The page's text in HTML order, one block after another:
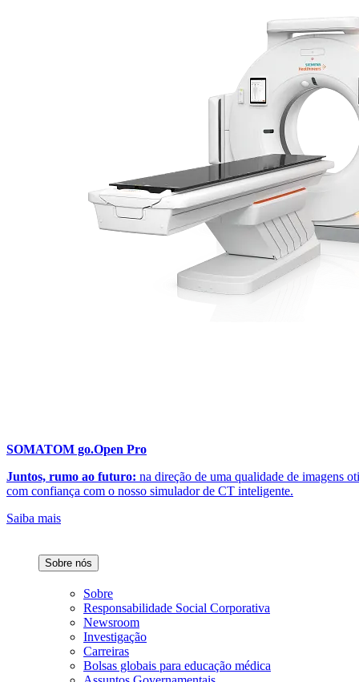
SOMATOM go.Open Pro
Juntos, rumo ao futuro: na direção de uma qualidade de imagens
com confiança com o nosso simulador de CT inteligente.
Saiba mais
Sobre nós
Sobre
Responsabilidade Social Corporativa
Newsroom
Investigação
Carreiras
Bolsas globais para educação médica